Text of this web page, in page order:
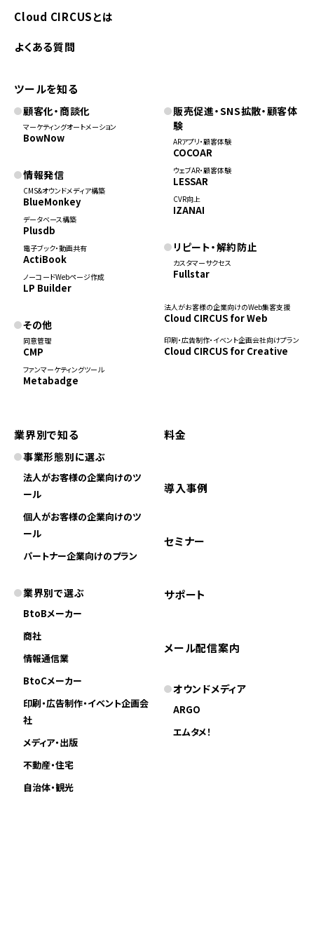
Cloud CIRCUSとは
よくある質問
ツールを知る
顧客化・商談化
マーケティングオートメーション
BowNow
情報発信
CMS&オウンドメディア構築
BlueMonkey
データベース構築
Plusdb
電子ブック・動画共有
ActiBook
ノーコードWebページ作成
LP Builder
その他
同意管理
CMP
ファンマーケティングツール
Metabadge
販売促進・SNS拡散・顧客体
験
ARアプリ・顧客体験
COCOAR
ウェブAR・顧客体験
LESSAR
CVR向上
IZANAI
リピート・解約防止
カスタマーサクセス
Fullstar
法人がお客様の企業向けのWeb集客支援
Cloud CIRCUS for Web
印刷・広告制作・イベント企画会社向けプラン
Cloud CIRCUS for Creative
業界別で知る
事業形態別に選ぶ
法人がお客様の企業向けのツ
ール
個人がお客様の企業向けのツ
ール
パートナー企業向けのプラン
業界別で選ぶ
BtoBメーカー
商社
情報通信業
BtoCメーカー
印刷・広告制作・イベント企画会
社
メディア・出版
不動産・住宅
自治体・観光
料金
導入事例
セミナー
サポート
メール配信案内
オウンドメディア
ARGO
エムタメ！